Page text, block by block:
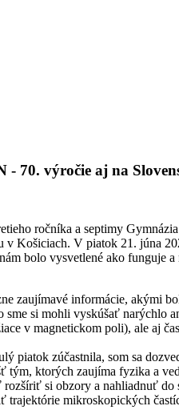
70. výročie aj na
ročníka a septimy
v Košiciach. V piatok 21. júna
bolo vysvetlené ako funguje
zaujímavé informácie, akými
si mohli vyskúšať narýchlo
v magnetickom poli), ale aj
piatok zúčastnila, som sa
tým, ktorých zaujíma fyzika a
si obzory a nahliadnuť do
trajektórie mikroskopických